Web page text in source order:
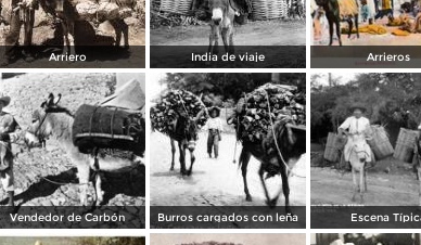
Arriero India de viaje Arrieros
Vendedor de Carbón Burros cargados con leña Escena